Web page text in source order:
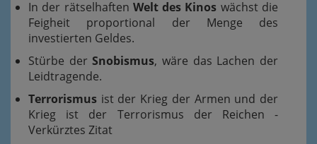
In der rätselhaften Welt des Kinos wächst die
Feigheit proportional der Menge des
investierten Geldes.
Stürbe derSnobismus, wäre das Lachen der
Leidtragende.
Terrorismus ist der Krieg der Armen und der
Krieg ist der Terrorismus der Reichen -
Verkürztes Zitat